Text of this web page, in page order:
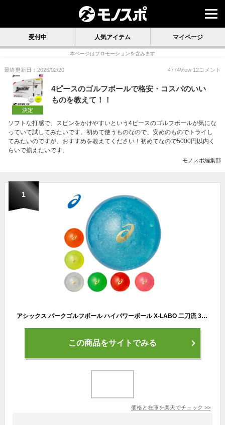
受付中 人気アイテム マイページ
本ページはプロモーションを含みます
最終更新日：2026/02/20 4774View 12コメント
決定
4ピースのゴルフボールで格安・コスパのいい
ものを教えて！！
ソフトな打感で、スピンをかけやすいという4ピースのゴルフボールが気にな
っていて試してみたいです。初めて使うものなので、安めのものでトライし
てみたいのですが、おすすめを教えてください！初めてなので5000円以内く
らいで揃えたいです。
モノスポ編集部
1
アシックス パークゴルフボール ハイパワーボール X-LABO 二刀流 3283A102 中空4ピース構造 asics
この商品をサイトでみる
価格と在庫を楽天でチェック >>